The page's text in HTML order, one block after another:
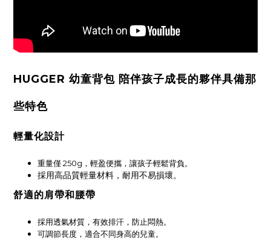
HUGGER 幼童背包 陪伴孩子成長的夥伴具備那
些特色
輕量化設計
重量僅 250g，輕盈便攜，讓孩子輕鬆背負。
採用高品質輕量材料，耐用不易損壞。
舒適的肩帶和腰帶
採用透氣材質，有效排汗，防止悶熱。
可調節長度，適合不同身高的兒童。